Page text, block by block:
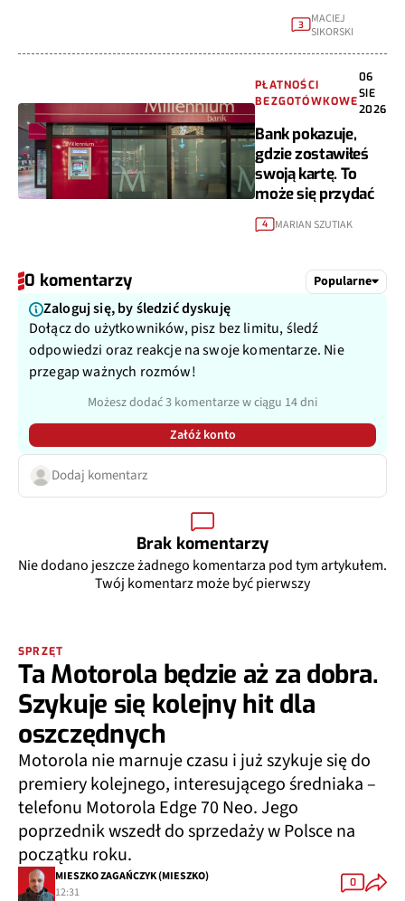
3 MACIEJ
SIKORSKI
PŁATNOŚCI
BEZGOTÓWKOWE
06
SIE
2026
Bank pokazuje,
gdzie zostawiłeś
swoją kartę. To
może się przydać
4 MARIAN SZUTIAK
0 komentarzy Popularne
Zaloguj się, by śledzić dyskuję
Dołącz do użytkowników, pisz bez limitu, śledź
odpowiedzi oraz reakcje na swoje komentarze. Nie
przegap ważnych rozmów!
Możesz dodać 3 komentarze w ciągu 14 dni
Załóż konto
Dodaj komentarz
Brak komentarzy
Nie dodano jeszcze żadnego komentarza pod tym artykułem.
Twój komentarz może być pierwszy
SPRZĘT
Ta Motorola będzie aż za dobra.
Szykuje się kolejny hit dla
oszczędnych
Motorola nie marnuje czasu i już szykuje się do
premiery kolejnego, interesującego średniaka –
telefonu Motorola Edge 70 Neo. Jego
poprzednik wszedł do sprzedaży w Polsce na
początku roku.
MIESZKO ZAGAŃCZYK (MIESZKO)
12:31
0